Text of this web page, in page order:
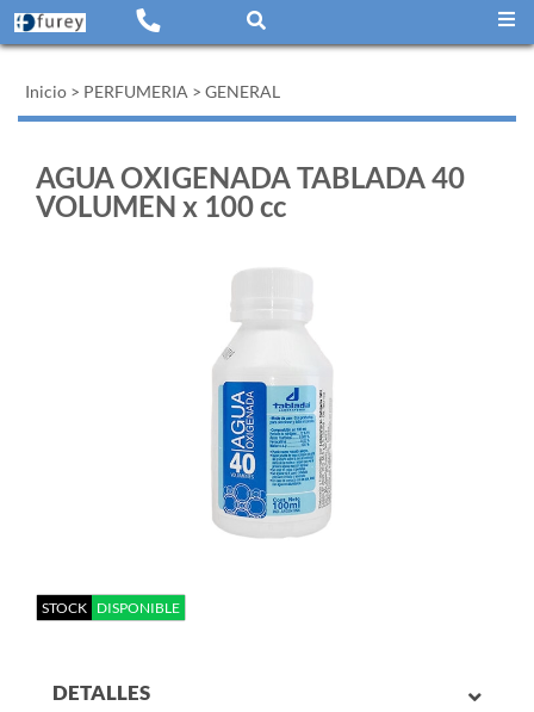
Inicio > PERFUMERIA > GENERAL
AGUA OXIGENADA TABLADA 40
VOLUMEN x 100 cc
STOCK DISPONIBLE
DETALLES